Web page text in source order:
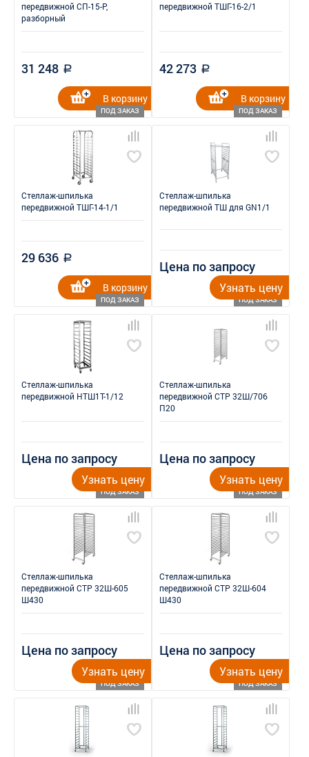
передвижной СП-15-Р,
разборный
31 248 a
ПОД ЗАКАЗ
В корзину
передвижной ТШГ-16-2/1
42 273 a
ПОД ЗАКАЗ
В корзину
Стеллаж-шпилька
передвижной ТШГ-14-1/1
29 636 a
ПОД ЗАКАЗ
В корзину
Стеллаж-шпилька
передвижной ТШ для GN1/1
Цена по запросу
ПОД ЗАКАЗ
Узнать цену
Стеллаж-шпилька
передвижной НТШ1Т-1/12
Цена по запросу
ПОД ЗАКАЗ
Узнать цену
Стеллаж-шпилька
передвижной СТР 32Ш/706
П20
Цена по запросу
ПОД ЗАКАЗ
Узнать цену
Стеллаж-шпилька
передвижной СТР 32Ш-605
Ш430
Цена по запросу
ПОД ЗАКАЗ
Узнать цену
Стеллаж-шпилька
передвижной СТР 32Ш-604
Ш430
Цена по запросу
ПОД ЗАКАЗ
Узнать цену